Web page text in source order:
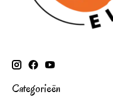
Categorieën